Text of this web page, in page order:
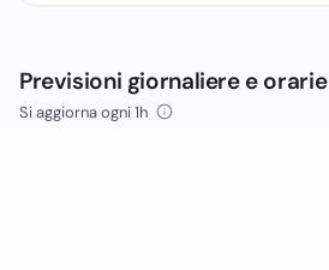
Previsioni giornaliere e orarie
Si aggiorna ogni 1h